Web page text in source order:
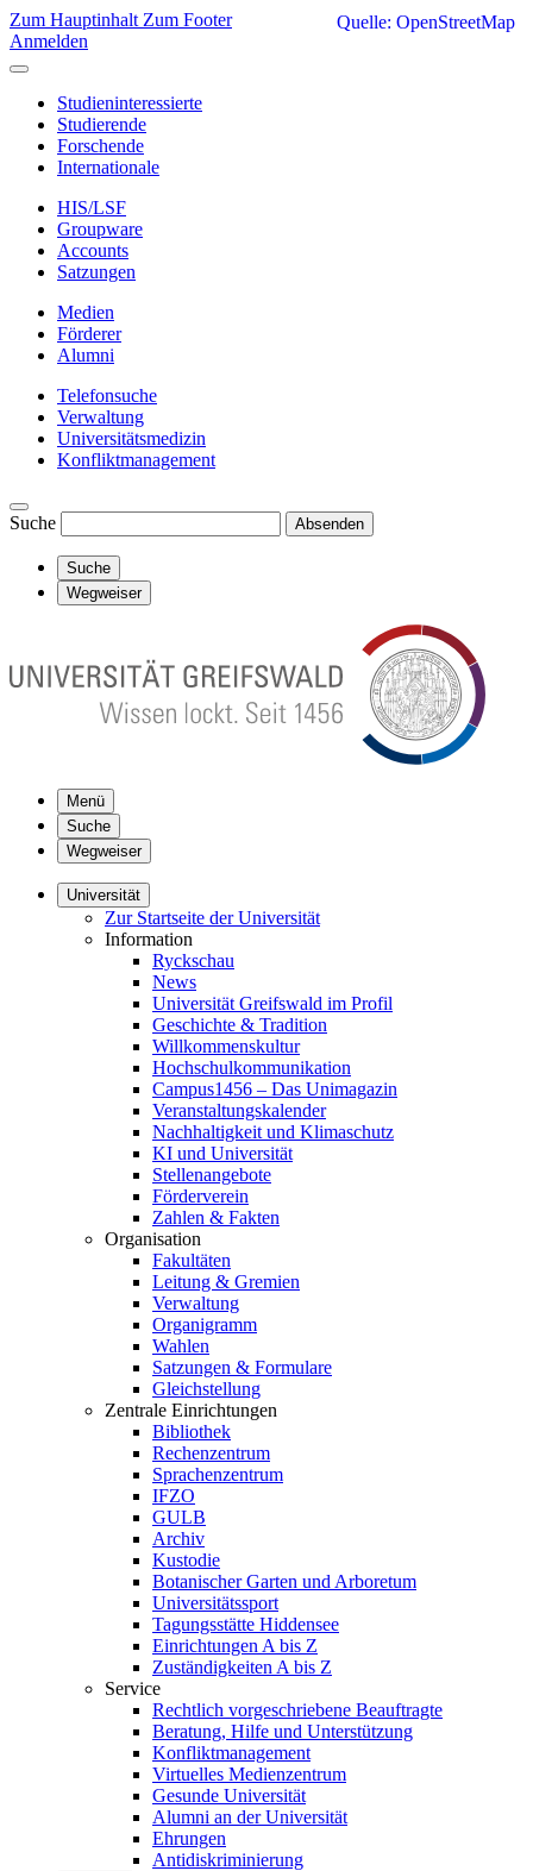
Zum Hauptinhalt Zum Footer
Anmelden
Studieninteressierte
Studierende
Forschende
Internationale
HIS/LSF
Groupware
Accounts
Satzungen
Medien
Förderer
Alumni
Telefonsuche
Verwaltung
Universitätsmedizin
Konfliktmanagement
Suche Absenden
Suche
Wegweiser
Menü
Suche
Wegweiser
Universität
Zur Startseite der Universität
Information
Ryckschau
News
Universität Greifswald im Profil
Geschichte & Tradition
Willkommenskultur
Hochschulkommunikation
Campus1456 – Das Unimagazin
Veranstaltungskalender
Nachhaltigkeit und Klimaschutz
KI und Universität
Stellenangebote
Förderverein
Zahlen & Fakten
Organisation
Fakultäten
Leitung & Gremien
Verwaltung
Organigramm
Wahlen
Satzungen & Formulare
Gleichstellung
Zentrale Einrichtungen
Bibliothek
Rechenzentrum
Sprachenzentrum
IFZO
GULB
Archiv
Kustodie
Botanischer Garten und Arboretum
Universitätssport
Tagungsstätte Hiddensee
Einrichtungen A bis Z
Zuständigkeiten A bis Z
Service
Rechtlich vorgeschriebene Beauftragte
Beratung, Hilfe und Unterstützung
Konfliktmanagement
Virtuelles Medienzentrum
Gesunde Universität
Alumni an der Universität
Ehrungen
Antidiskriminierung
Quelle: OpenStreetMap